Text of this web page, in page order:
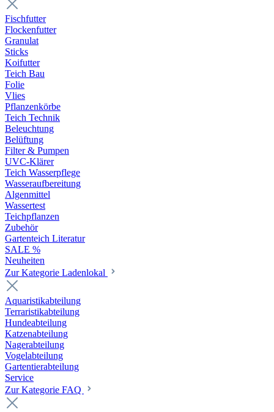
Fischfutter
Flockenfutter
Granulat
Sticks
Koifutter
Teich Bau
Folie
Vlies
Pflanzenkörbe
Teich Technik
Beleuchtung
Belüftung
Filter & Pumpen
UVC-Klärer
Teich Wasserpflege
Wasseraufbereitung
Algenmittel
Wassertest
Teichpflanzen
Zubehör
Gartenteich Literatur
SALE %
Neuheiten
Zur Kategorie Ladenlokal
Aquaristikabteilung
Terraristikabteilung
Hundeabteilung
Katzenabteilung
Nagerabteilung
Vogelabteilung
Gartentierabteilung
Service
Zur Kategorie FAQ